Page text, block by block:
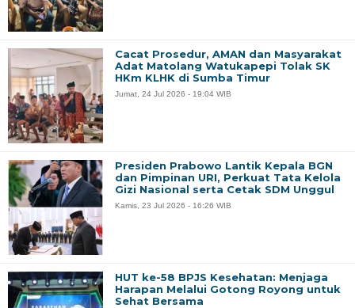
Cacat Prosedur, AMAN dan Masyarakat
Adat Matolang Watukapepi Tolak SK
HKm KLHK di Sumba Timur
Jumat, 24 Jul 2026 - 19:04 WIB
Presiden Prabowo Lantik Kepala BGN
dan Pimpinan URI, Perkuat Tata Kelola
Gizi Nasional serta Cetak SDM Unggul
Kamis, 23 Jul 2026 - 16:26 WIB
HUT ke-58 BPJS Kesehatan: Menjaga
Harapan Melalui Gotong Royong untuk
Sehat Bersama